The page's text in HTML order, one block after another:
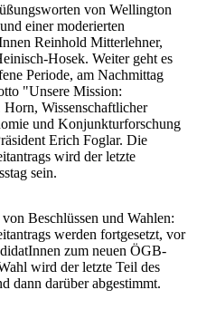
von Wellington
einer moderierten
Reinhold Mitterlehner,
Hosek. Weiter geht es
Periode, am Nachmittag
"Unsere Mission:
Wissenschaftlicher
und Konjunkturforschung
Erich Foglar. Die
wird der letzte
sein.
Beschlüssen und Wahlen:
werden fortgesetzt, vor
zum neuen ÖGB-
wird der letzte Teil des
dann darüber abgestimmt.